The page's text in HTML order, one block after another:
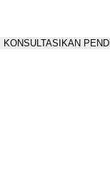
KONSULTASIKAN